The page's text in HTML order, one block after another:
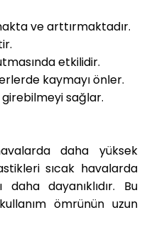
ve arttırmaktadır.
etkilidir.
kaymayı önler.
sağlar.
daha yüksek
sıcak havalarda
dayanıklıdır. Bu
ömrünün uzun